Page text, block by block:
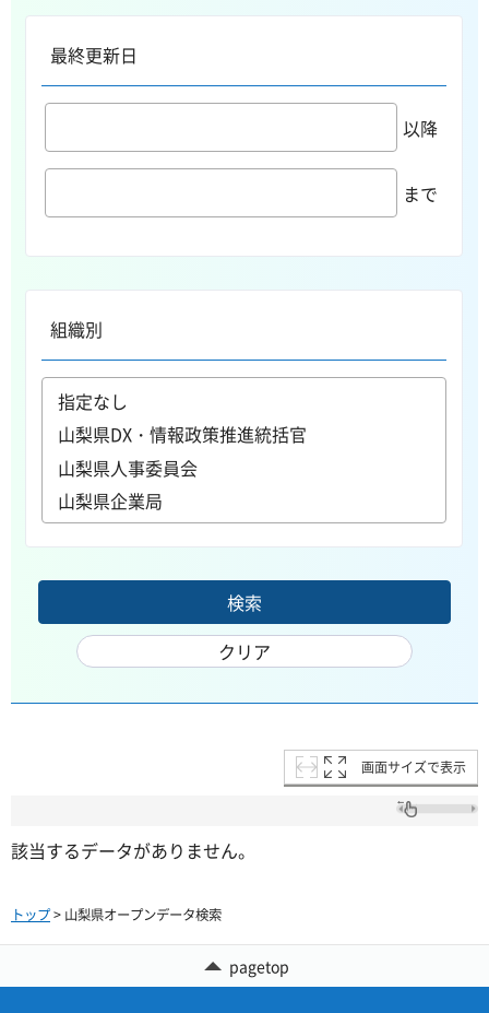
最終更新日
以降
まで
組織別
画面サイズで表示
該当するデータがありません。
トップ> 山梨県オープンデータ検索
pagetop